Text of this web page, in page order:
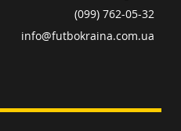
(099) 762-05-32
info@futbokraina.com.ua